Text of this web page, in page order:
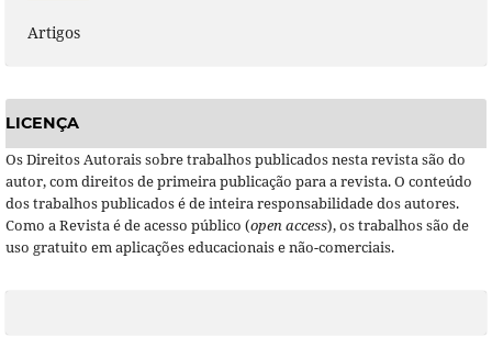
Artigos
LICENÇA
Os Direitos Autorais sobre trabalhos publicados nesta revista são do
autor, com direitos de primeira publicação para a revista. O conteúdo
dos trabalhos publicados é de inteira responsabilidade dos autores.
Como a Revista é de acesso público (open access), os trabalhos são de
uso gratuito em aplicações educacionais e não-comerciais.